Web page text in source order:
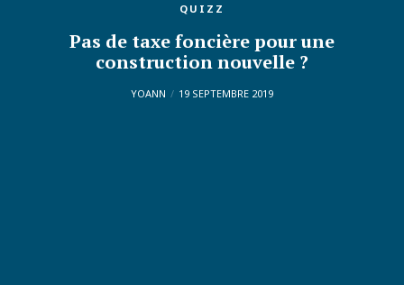
QUIZZ
Pas de taxe foncière pour une
construction nouvelle ?
YOANN 19 SEPTEMBRE 2019